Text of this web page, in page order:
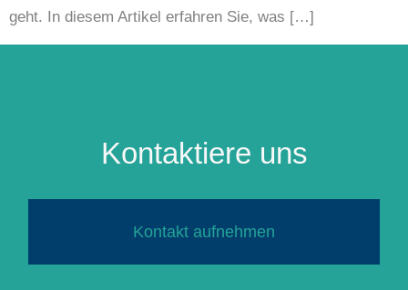
geht. In diesem Artikel erfahren Sie, was […]
Kontaktiere uns
Kontakt aufnehmen